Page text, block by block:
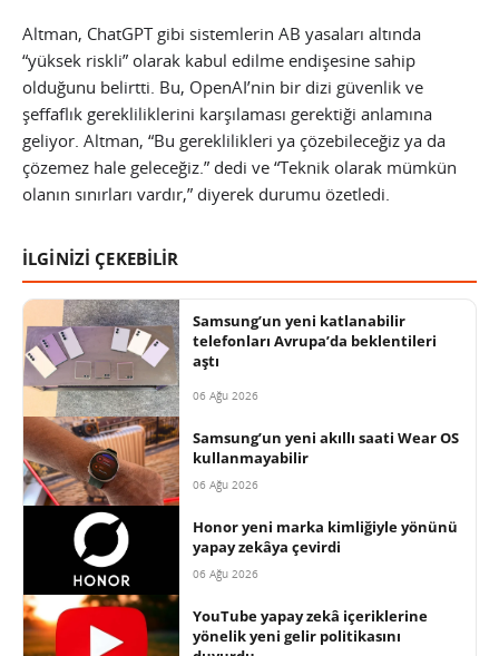
Altman, ChatGPT gibi sistemlerin AB yasaları altında
“yüksek riskli” olarak kabul edilme endişesine sahip
olduğunu belirtti. Bu, OpenAI’nin bir dizi güvenlik ve
şeffaflık gerekliliklerini karşılaması gerektiği anlamına
geliyor. Altman, “Bu gereklilikleri ya çözebileceğiz ya da
çözemez hale geleceğiz.” dedi ve “Teknik olarak mümkün
olanın sınırları vardır,” diyerek durumu özetledi.
İLGİNİZİ ÇEKEBİLİR
Samsung’un yeni katlanabilir
telefonları Avrupa’da beklentileri
aştı
06 Ağu 2026
Samsung’un yeni akıllı saati Wear OS
kullanmayabilir
06 Ağu 2026
Honor yeni marka kimliğiyle yönünü
yapay zekâya çevirdi
06 Ağu 2026
YouTube yapay zekâ içeriklerine
yönelik yeni gelir politikasını